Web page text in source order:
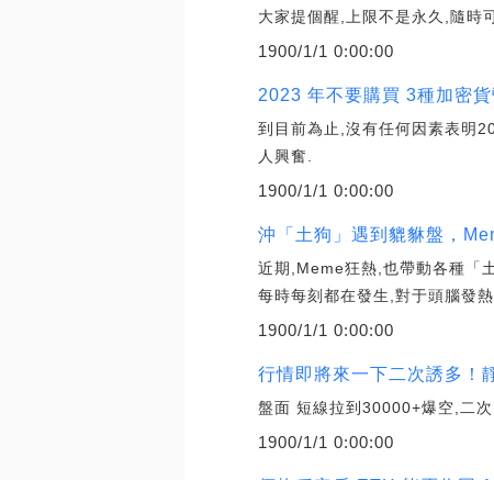
大家提個醒,上限不是永久,隨時
1900/1/1 0:00:00
2023 年不要購買 3種加密
到目前為止,沒有任何因素表明
人興奮.
1900/1/1 0:00:00
沖「土狗」遇到貔貅盤，
近期,Meme狂熱,也帶動各種「
每時每刻都在發生,對于頭腦發
1900/1/1 0:00:00
行情即將來一下二次誘多！
盤面 短線拉到30000+爆空,二
1900/1/1 0:00:00